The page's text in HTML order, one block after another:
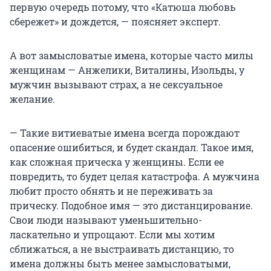
первую очередь потому, что «Катюша любовь
сбережет» и дождется, — поясняет эксперт.
А вот замысловатые имена, которые часто милы
женщинам — Анжелики, Виталины, Изольды, у
мужчин вызывают страх, а не сексуальное
желание.
— Такие витиеватые имена всегда порождают
опасение ошибиться, и будет скандал. Такое имя,
как сложная прическа у женщины. Если ее
повредить, то будет целая катастрофа. А мужчина
любит просто обнять и не переживать за
прическу. Подобное имя — это дистанцирование.
Свои люди называют уменьшительно-
ласкательно и упрощают. Если мы хотим
сближаться, а не выстраивать дистанцию, то
имена должны быть менее замысловатыми,